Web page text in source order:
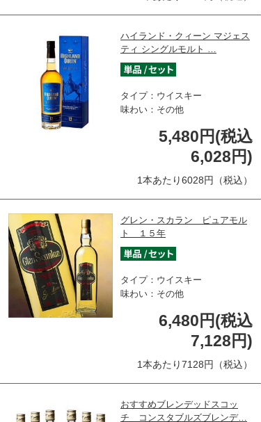
ハイランド・クィーン マジェス
ティ シングルモルト …
タイプ：ウイスキー
味わい：その他
5,480円(税込
6,028円)
1本あたり6028円（税込）
グレン・スカラン ピュアモル
ト １５年
タイプ：ウイスキー
味わい：その他
6,480円(税込
7,128円)
1本あたり7128円（税込）
おすすめブレンデッドスコッ
チ コンスタブルズブレンデ…